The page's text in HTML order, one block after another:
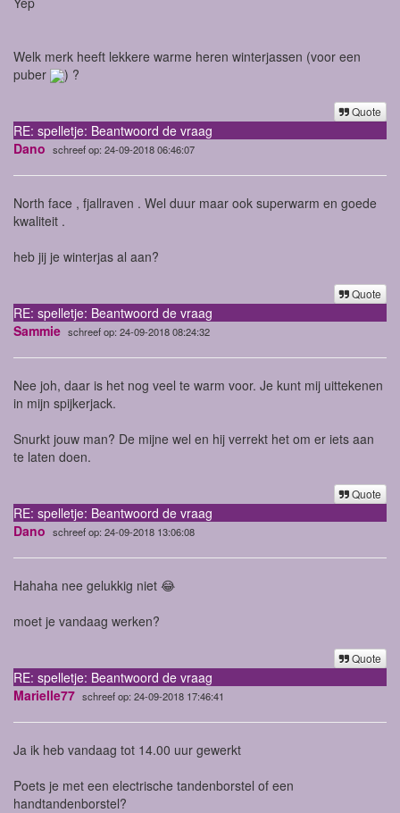
Welk merk heeft lekkere warme heren winterjassen (voor een
puber
) ?
Quote
RE: spelletje: Beantwoord de vraag
Dano schreef op: 24-09-2018 06:46:07
North face , fjallraven . Wel duur maar ook superwarm en goede
kwaliteit .
heb jij je winterjas al aan?
Quote
RE: spelletje: Beantwoord de vraag
Sammie schreef op: 24-09-2018 08:24:32
Nee joh, daar is het nog veel te warm voor. Je kunt mij uittekenen
in mijn spijkerjack.
Snurkt jouw man? De mijne wel en hij verrekt het om er iets aan
te laten doen.
Quote
RE: spelletje: Beantwoord de vraag
Dano schreef op: 24-09-2018 13:06:08
Hahaha nee gelukkig niet 😂
moet je vandaag werken?
Quote
RE: spelletje: Beantwoord de vraag
Marielle77 schreef op: 24-09-2018 17:46:41
Ja ik heb vandaag tot 14.00 uur gewerkt
Poets je met een electrische tandenborstel of een
handtandenborstel?